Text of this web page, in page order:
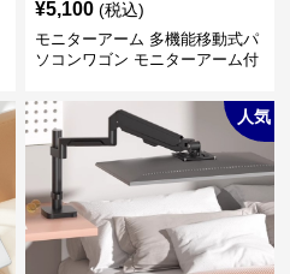
¥5,100 (税込)
モニターアーム 多機能移動式パ
ソコンワゴン モニターアーム付
人気